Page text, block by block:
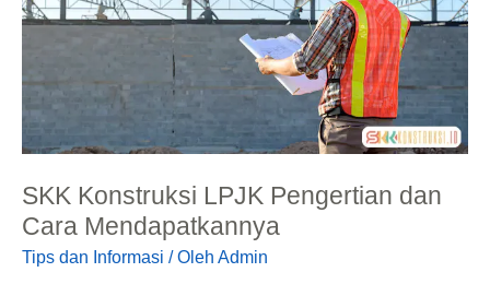
SKK Konstruksi LPJK Pengertian dan
Cara Mendapatkannya
Tips dan Informasi / Oleh Admin
Cara